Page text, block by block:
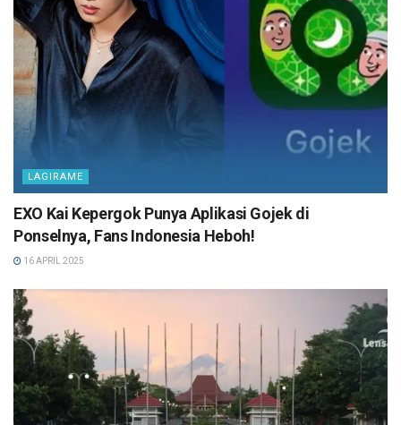
LAGIRAME
EXO Kai Kepergok Punya Aplikasi Gojek di
Ponselnya, Fans Indonesia Heboh!
16 APRIL 2025